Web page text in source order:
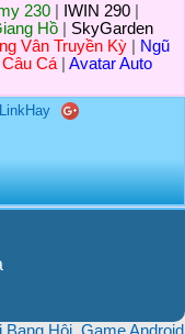
230 IWIN 290
Hồ
SkyGarden
Vân Truyền Kỳ
Ngũ
Cá
Avatar Auto